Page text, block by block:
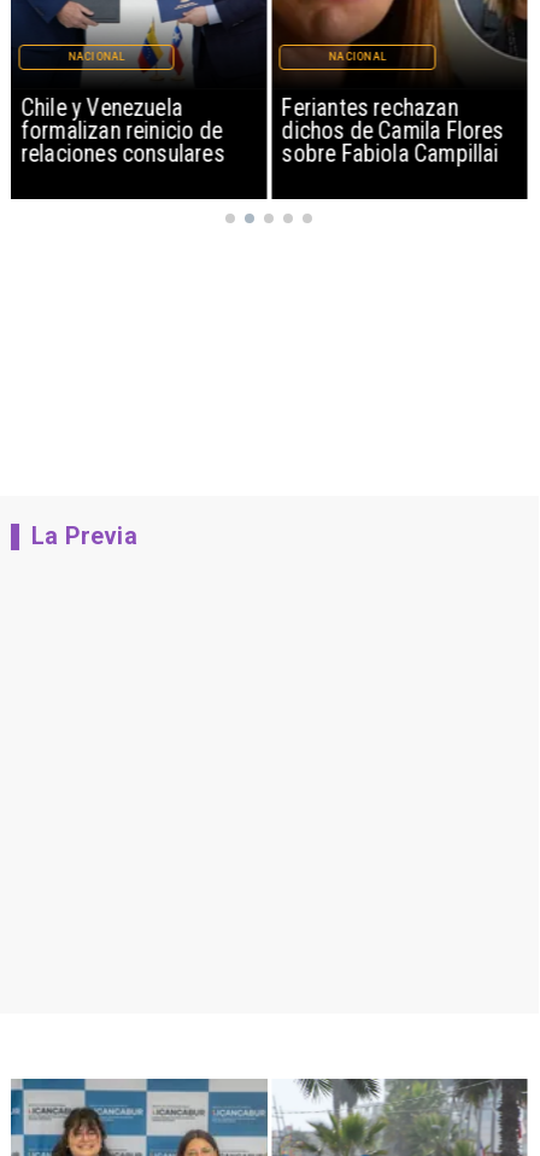
Chile y Venezuela
formalizan reinicio de
relaciones consulares
NACIONAL
Feriantes rechazan
dichos de Camila Flores
sobre Fabiola Campillai
NACIONAL
La Previa